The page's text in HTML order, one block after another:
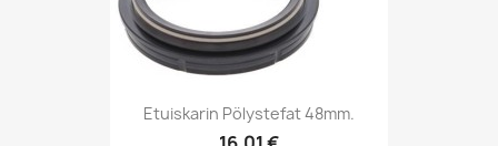
Etuiskarin Pölystefat 48mm.